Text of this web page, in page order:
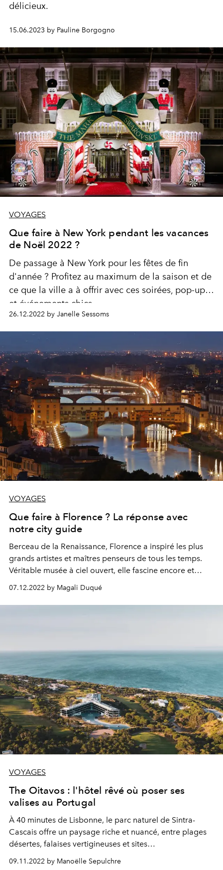
délicieux.
15.06.2023 by Pauline Borgogno
VOYAGES
Que faire à New York pendant les vacances
de Noël 2022 ?
De passage à New York pour les fêtes de fin
d'année ? Profitez au maximum de la saison et de
ce que la ville a à offrir avec ces soirées, pop-ups
et événements chics.
26.12.2022 by Janelle Sessoms
VOYAGES
Que faire à Florence ? La réponse avec
notre city guide
Berceau de la Renaissance, Florence a inspiré les plus
grands artistes et maîtres penseurs de tous les temps.
Véritable musée à ciel ouvert, elle fascine encore et
toujours, comme nulle part ailleurs. Mais son patrimoine
artistique inestimable n’est pas son seul atour : ce joyau
de la Toscane est aussi une ville de tradition et
07.12.2022 by Magali Duqué
VOYAGES
The Oitavos : l'hôtel rêvé où poser ses
valises au Portugal
À 40 minutes de Lisbonne, le parc naturel de Sintra-
Cascais offre un paysage riche et nuancé, entre plages
désertes, falaises vertigineuses et sites
d’exception
. C’est dans ce décor que
The Oitavos joue avec tous les superlatifs.
09.11.2022 by Manoëlle Sepulchre